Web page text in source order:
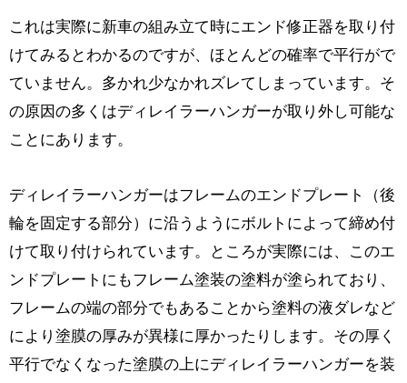
これは実際に新車の組み立て時にエンド修正器を取り付
けてみるとわかるのですが、ほとんどの確率で平行がで
ていません。多かれ少なかれズレてしまっています。そ
の原因の多くはディレイラーハンガーが取り外し可能な
ことにあります。
ディレイラーハンガーはフレームのエンドプレート（後
輪を固定する部分）に沿うようにボルトによって締め付
けて取り付けられています。ところが実際には、このエ
ンドプレートにもフレーム塗装の塗料が塗られており、
フレームの端の部分でもあることから塗料の液ダレなど
により塗膜の厚みが異様に厚かったりします。その厚く
平行でなくなった塗膜の上にディレイラーハンガーを装